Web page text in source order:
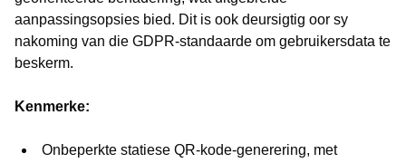
aanpassingsopsies bied. Dit is ook deursigtig oor sy
nakoming van die GDPR-standaarde om gebruikersdata te
beskerm.
Kenmerke:
Onbeperkte statiese QR-kode-generering, met